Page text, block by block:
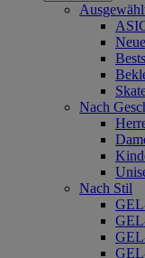
Nach
Nach Stil